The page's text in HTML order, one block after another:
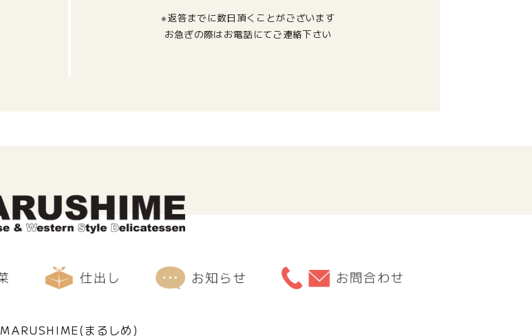
※返答までに数日頂くことがございます
お急ぎの際はお電話にてご連絡下さい
MARUSHIME(まるしめ)